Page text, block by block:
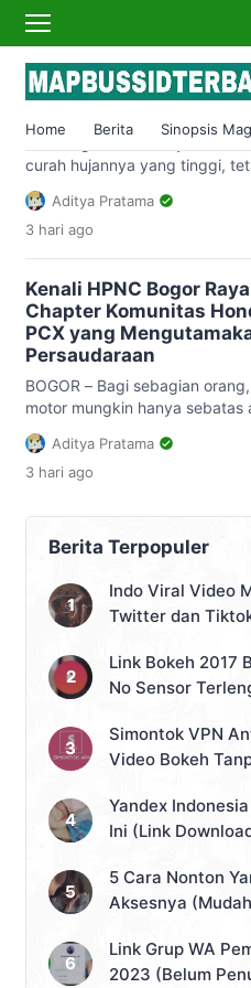
Home Berita Sinopsis
hpnc
HPNC Bogor Raya
Kota Bogor tidak hanya dikenal
curah hujannya yang tinggi,
dengan geliat komunitas
yang sangat aktif. Salah satu
paling menonjol dan memiliki
Chapter. ​Sebagai wadah bagi
pemilik skutik premium Honda
HPNC Bogor Raya telah
menjadi ruang bagi para […]
Aditya Pratama
3 hari ago
Kenali HPNC Bogor Raya
Chapter Komunitas
PCX yang
Persaudaraan
BOGOR – Bagi sebagian
motor mungkin hanya sebatas
transportasi untuk menembus
kemacetan jalanan. Namun,
pemilik Honda PCX yang
Community) Bogor Raya
bongsor ini adalah tiket menuju
ikatan persaudaraan yang
Berawal dari kesamaan hobi
kecintaan terhadap skutik
Honda […]
Aditya Pratama
3 hari ago
Berita Terpopuler
Indo Viral Video
Twitter dan
Link Bokeh 2017
No Sensor
Simontok VPN
Video Bokeh
Yandex
Ini (Link
5 Cara Nonton
Aksesnya
Link Grup WA
2023 (Belum